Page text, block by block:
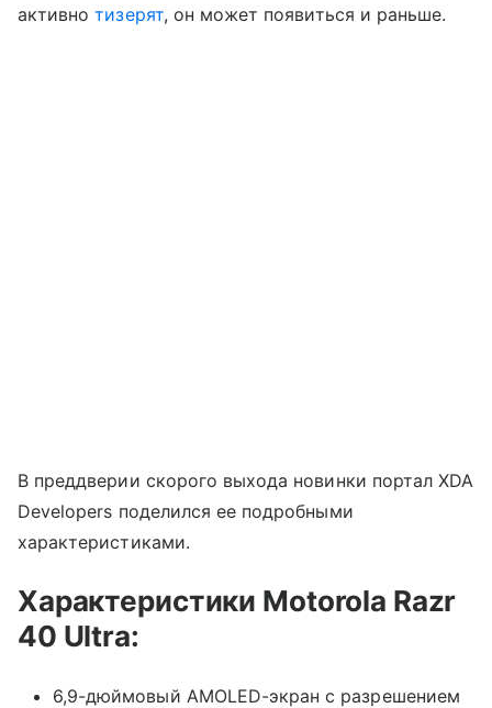
активнотизерят, он может появиться и раньше.
В преддверии скорого выхода новинки портал XDA
Developers поделился ее подробными
характеристиками.
Характеристики Motorola Razr
40 Ultra:
6,9-дюймовый AMOLED-экран с разрешением